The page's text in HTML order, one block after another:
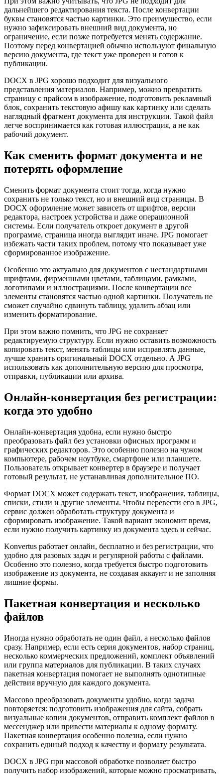
дальнейшего редактирования текста. После конвертации
буквы становятся частью картинки. Это преимущество, если
нужно зафиксировать внешний вид документа, но
ограничение, если позже потребуется менять содержание.
Поэтому перед конвертацией обычно используют финальную
версию документа, где текст уже проверен и готов к
публикации.
DOCX в JPG хорошо подходит для визуального
представления материалов. Например, можно превратить
страницу с прайсом в изображение, подготовить рекламный
блок, сохранить текстовую афишу как картинку или сделать
наглядный фрагмент документа для инструкции. Такой файл
легче воспринимается как готовая иллюстрация, а не как
рабочий документ.
Как сменить формат документа и не
потерять оформление
Сменить формат документа стоит тогда, когда нужно
сохранить не только текст, но и внешний вид страницы. В
DOCX оформление может зависеть от шрифтов, версии
редактора, настроек устройства и даже операционной
системы. Если получатель откроет документ в другой
программе, страница иногда выглядит иначе. JPG помогает
избежать части таких проблем, потому что показывает уже
сформированное изображение.
Особенно это актуально для документов с нестандартными
шрифтами, фирменными цветами, таблицами, рамками,
логотипами и иллюстрациями. После конвертации все
элементы становятся частью одной картинки. Получатель не
сможет случайно сдвинуть таблицу, удалить абзац или
изменить форматирование.
При этом важно помнить, что JPG не сохраняет
редактируемую структуру. Если нужно оставить возможность
копировать текст, менять таблицы или исправлять данные,
лучше хранить оригинальный DOCX отдельно. А JPG
использовать как дополнительную версию для просмотра,
отправки, публикации или архива.
Онлайн-конвертация без регистрации:
когда это удобно
Онлайн-конвертация удобна, если нужно быстро
преобразовать файл без установки офисных программ и
графических редакторов. Это особенно полезно на чужом
компьютере, рабочем ноутбуке, смартфоне или планшете.
Пользователь открывает конвертер в браузере и получает
готовый результат, не устанавливая дополнительное ПО.
Формат DOCX может содержать текст, изображения, таблицы,
списки, стили и другие элементы. Чтобы перевести его в JPG,
сервис должен обработать структуру документа и
сформировать изображение. Такой вариант экономит время,
если нужно получить картинку из документа здесь и сейчас.
Konvertus работает онлайн, бесплатно и без регистрации, что
удобно для разовых задач и регулярной работы с файлами.
Особенно это полезно, когда требуется быстро подготовить
изображение из документа, не создавая аккаунт и не заполняя
лишние формы.
Пакетная конвертация и несколько
файлов
Иногда нужно обработать не один файл, а несколько файлов
сразу. Например, если есть серия документов, набор страниц,
несколько коммерческих предложений, комплект объявлений
или группа материалов для публикации. В таких случаях
пакетная конвертация помогает не выполнять однотипные
действия вручную для каждого документа.
Массово преобразовать документы удобно, когда задача
повторяется: подготовить изображения для сайта, собрать
визуальные копии документов, отправить комплект файлов в
мессенджер или привести материалы к одному формату.
Пакетная конвертация особенно полезна, если нужно
сохранить единый подход к качеству и формату результата.
DOCX в JPG при массовой обработке позволяет быстро
получить набор изображений, которые можно просматривать,